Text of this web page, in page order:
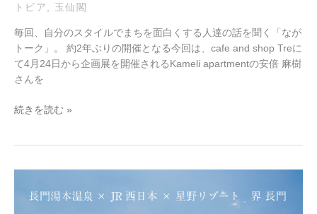
トビア
玉仙閣
毎回、自分のスタイルでまちを面白くする人達の話を聞く「なが
トーク」。 約2年ぶりの開催となる今回は、cafe and shop Treに
て4月24日から企画展を開催されるKameli apartmentの安倍 麻樹
さんを
apartment）
催
の
お
知
せ
続きを読む »